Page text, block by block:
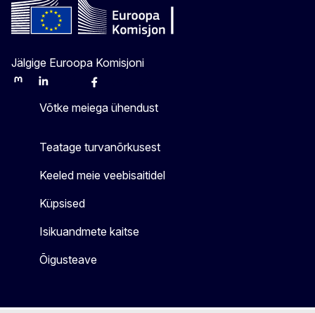
Jälgige Euroopa Komisjoni
MastodonLinkedInBlueskyFacebook
Võtke meiega ühendust
Teatage turvanõrkusest
Keeled meie veebisaitidel
Küpsised
Isikuandmete kaitse
Õigusteave